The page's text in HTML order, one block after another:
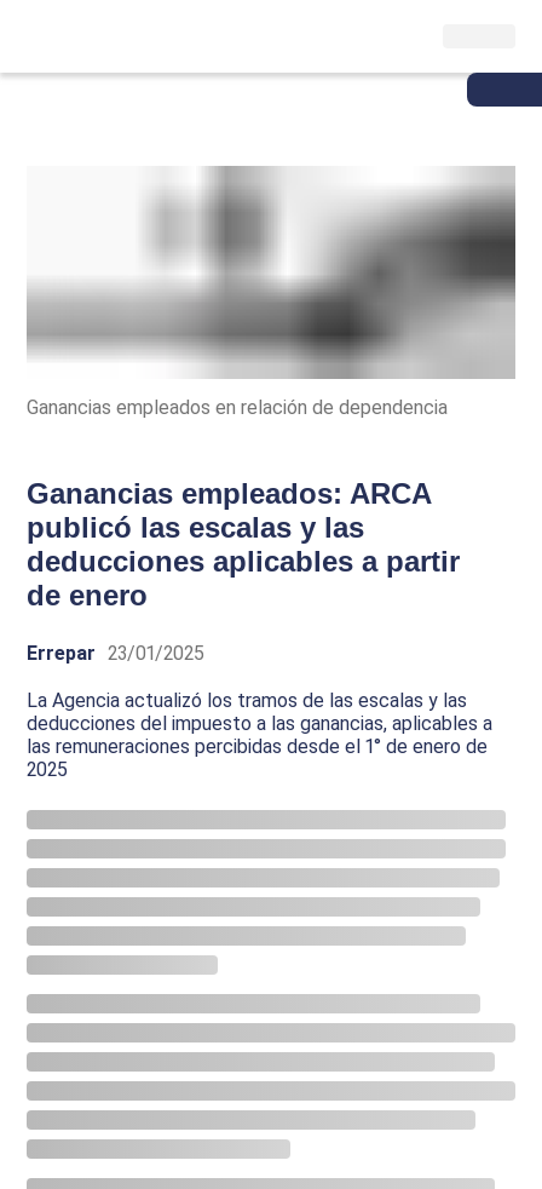
Ganancias empleados en relación de dependencia
Ganancias empleados: ARCA
publicó las escalas y las
deducciones aplicables a partir
de enero
Errepar 23/01/2025
La Agencia actualizó los tramos de las escalas y las
deducciones del impuesto a las ganancias, aplicables a
las remuneraciones percibidas desde el 1° de enero de
2025